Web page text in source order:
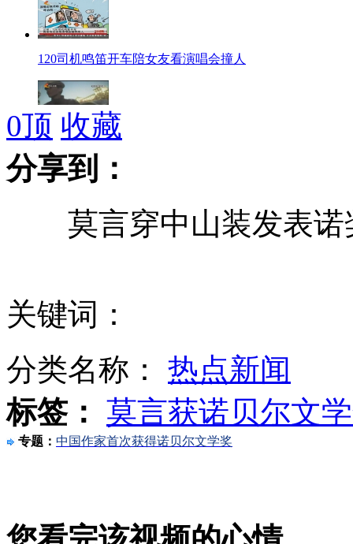
120司机鸣笛开车陪女友看演唱会撞人
公安局长之子酒驾殴打交警视频曝光
俄黑海舰队暂停从地中海返航
埃及一名记者冲突中被子弹击中头部
动物园企鹅烤电热扇过冬
0顶 收藏
分享到：
莫言穿中山装发表诺
关键词：
分类名称： 热点新闻
标签： 莫言获诺贝尔文
专题： 中国作家首次获得诺贝尔文学奖